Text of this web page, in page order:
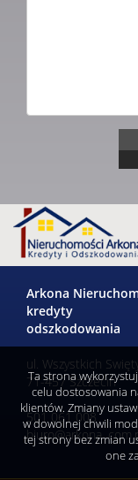
Arkona
kredyty
odszkodowania
ul. Wszystkich
71-457 Szczecin
501 061 008
biuro@arkona
Ta strona
celu dostosowania
klientów. Zmiany
w dowolnej chwili
tej strony bez zmian
one